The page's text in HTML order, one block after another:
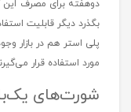
گان جراحی:
گان‌های یکبار مصرف
با اتیلت اکساید یا
بگذرد دیگر قابلیت